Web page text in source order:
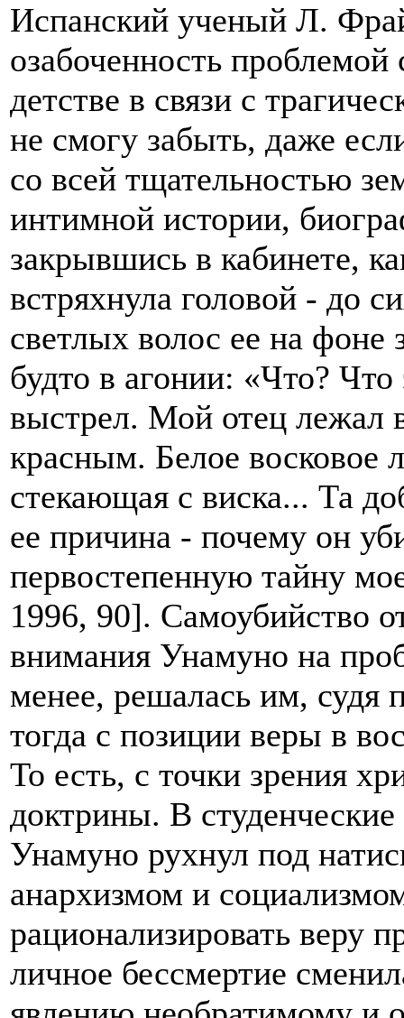
Испанский ученый Л.
озабоченность
детстве в связи с
не смогу забыть, даже
со всей тщательностью
интимной истории,
закрывшись в кабинете,
встряхнула головой - до
светлых волос ее на фоне
будто в агонии: «Что?
выстрел. Мой отец лежал
красным. Белое восковое
стекающая с виска... Та
ее причина - почему он
первостепенную тайну
1996, 90]. Самоубийство
внимания Унамуно на
менее, решалась им, судя
тогда с позиции веры в
То есть, с точки зрения
доктрины. В
Унамуно рухнул под
анархизмом и
рационализировать веру
личное бессмертие